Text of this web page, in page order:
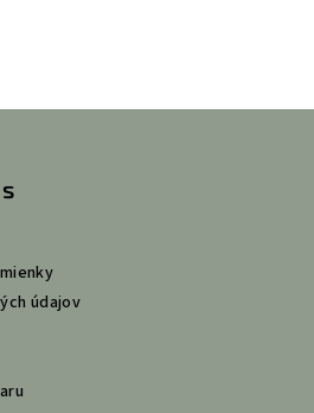
údajov